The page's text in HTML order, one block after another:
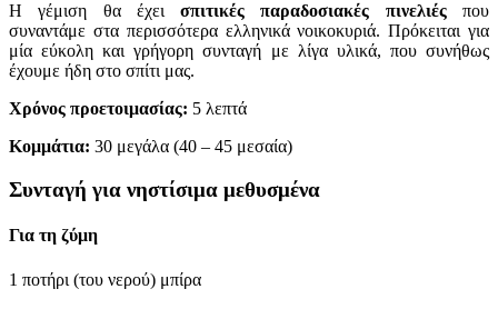
Η γέμιση θα έχεισπιτικές παραδοσιακές πινελιέςπου
συναντάμε στα περισσότερα ελληνικά νοικοκυριά. Πρόκειται για
μία εύκολη και γρήγορη συνταγή με λίγα υλικά, που συνήθως
έχουμε ήδη στο σπίτι μας.
Χρόνος προετοιμασίας: 5 λεπτά
Κομμάτια: 30 μεγάλα (40 – 45 μεσαία)
Συνταγή για νηστίσιμα μεθυσμένα
Για τη ζύμη
1 ποτήρι (του νερού) μπίρα